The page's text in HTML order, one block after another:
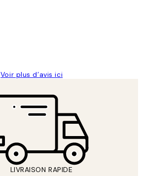
Voir plus d’avis ici
LIVRAISON RAPIDE